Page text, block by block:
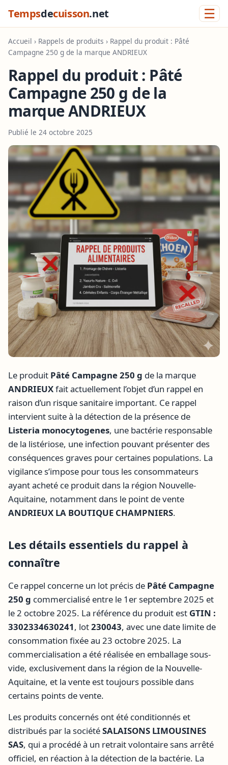
Tempsdecuisson.net ☰
Accueil › Rappels de produits › Rappel du produit : Pâté
Campagne 250 g de la marque ANDRIEUX
Rappel du produit : Pâté
Campagne 250 g de la
marque ANDRIEUX
Publié le 24 octobre 2025
Le produit Pâté Campagne 250 g de la marque
ANDRIEUXfait actuellement l’objet d’un rappel en
raison d’un risque sanitaire important. Ce rappel
intervient suite à la détection de la présence de
Listeria monocytogenes, une bactérie responsable
de la listériose, une infection pouvant présenter des
conséquences graves pour certaines populations. La
vigilance s’impose pour tous les consommateurs
ayant acheté ce produit dans la région Nouvelle-
Aquitaine, notamment dans le point de vente
ANDRIEUX LA BOUTIQUE CHAMPNIERS.
Les détails essentiels du rappel à
connaître
Ce rappel concerne un lot précis de Pâté Campagne
250 g commercialisé entre le 1er septembre 2025 et
le 2 octobre 2025. La référence du produit est GTIN :
3302334630241, lot230043, avec une date limite de
consommation fixée au 23 octobre 2025. La
commercialisation a été réalisée en emballage sous-
vide, exclusivement dans la région de la Nouvelle-
Aquitaine, et la vente est toujours possible dans
certains points de vente.
Les produits concernés ont été conditionnés et
distribués par la sociétéSALAISONS LIMOUSINES
SAS, qui a procédé à un retrait volontaire sans arrêté
officiel, en réaction à la détection de la bactérie. La